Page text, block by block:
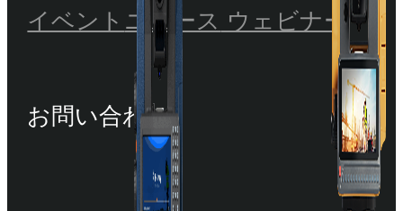
イベント ニュース ウェビナー
お問い合わせ